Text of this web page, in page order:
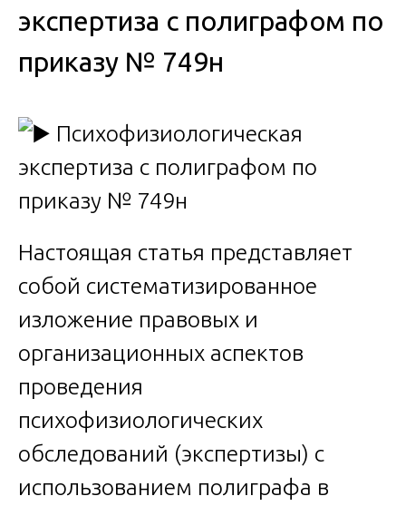
экспертиза с полиграфом по
приказу № 749н
Настоящая статья представляет
собой систематизированное
изложение правовых и
организационных аспектов
проведения
психофизиологических
обследований (экспертизы) с
использованием полиграфа в